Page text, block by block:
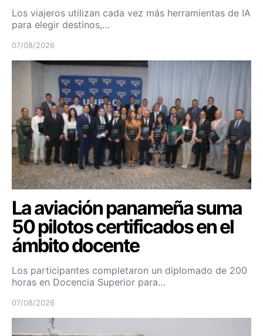
Los viajeros utilizan cada vez más herramientas de IA
para elegir destinos,…
07/08/2026
La aviación panameña suma
50 pilotos certificados en el
ámbito docente
Los participantes completaron un diplomado de 200
horas en Docencia Superior para…
07/08/2026